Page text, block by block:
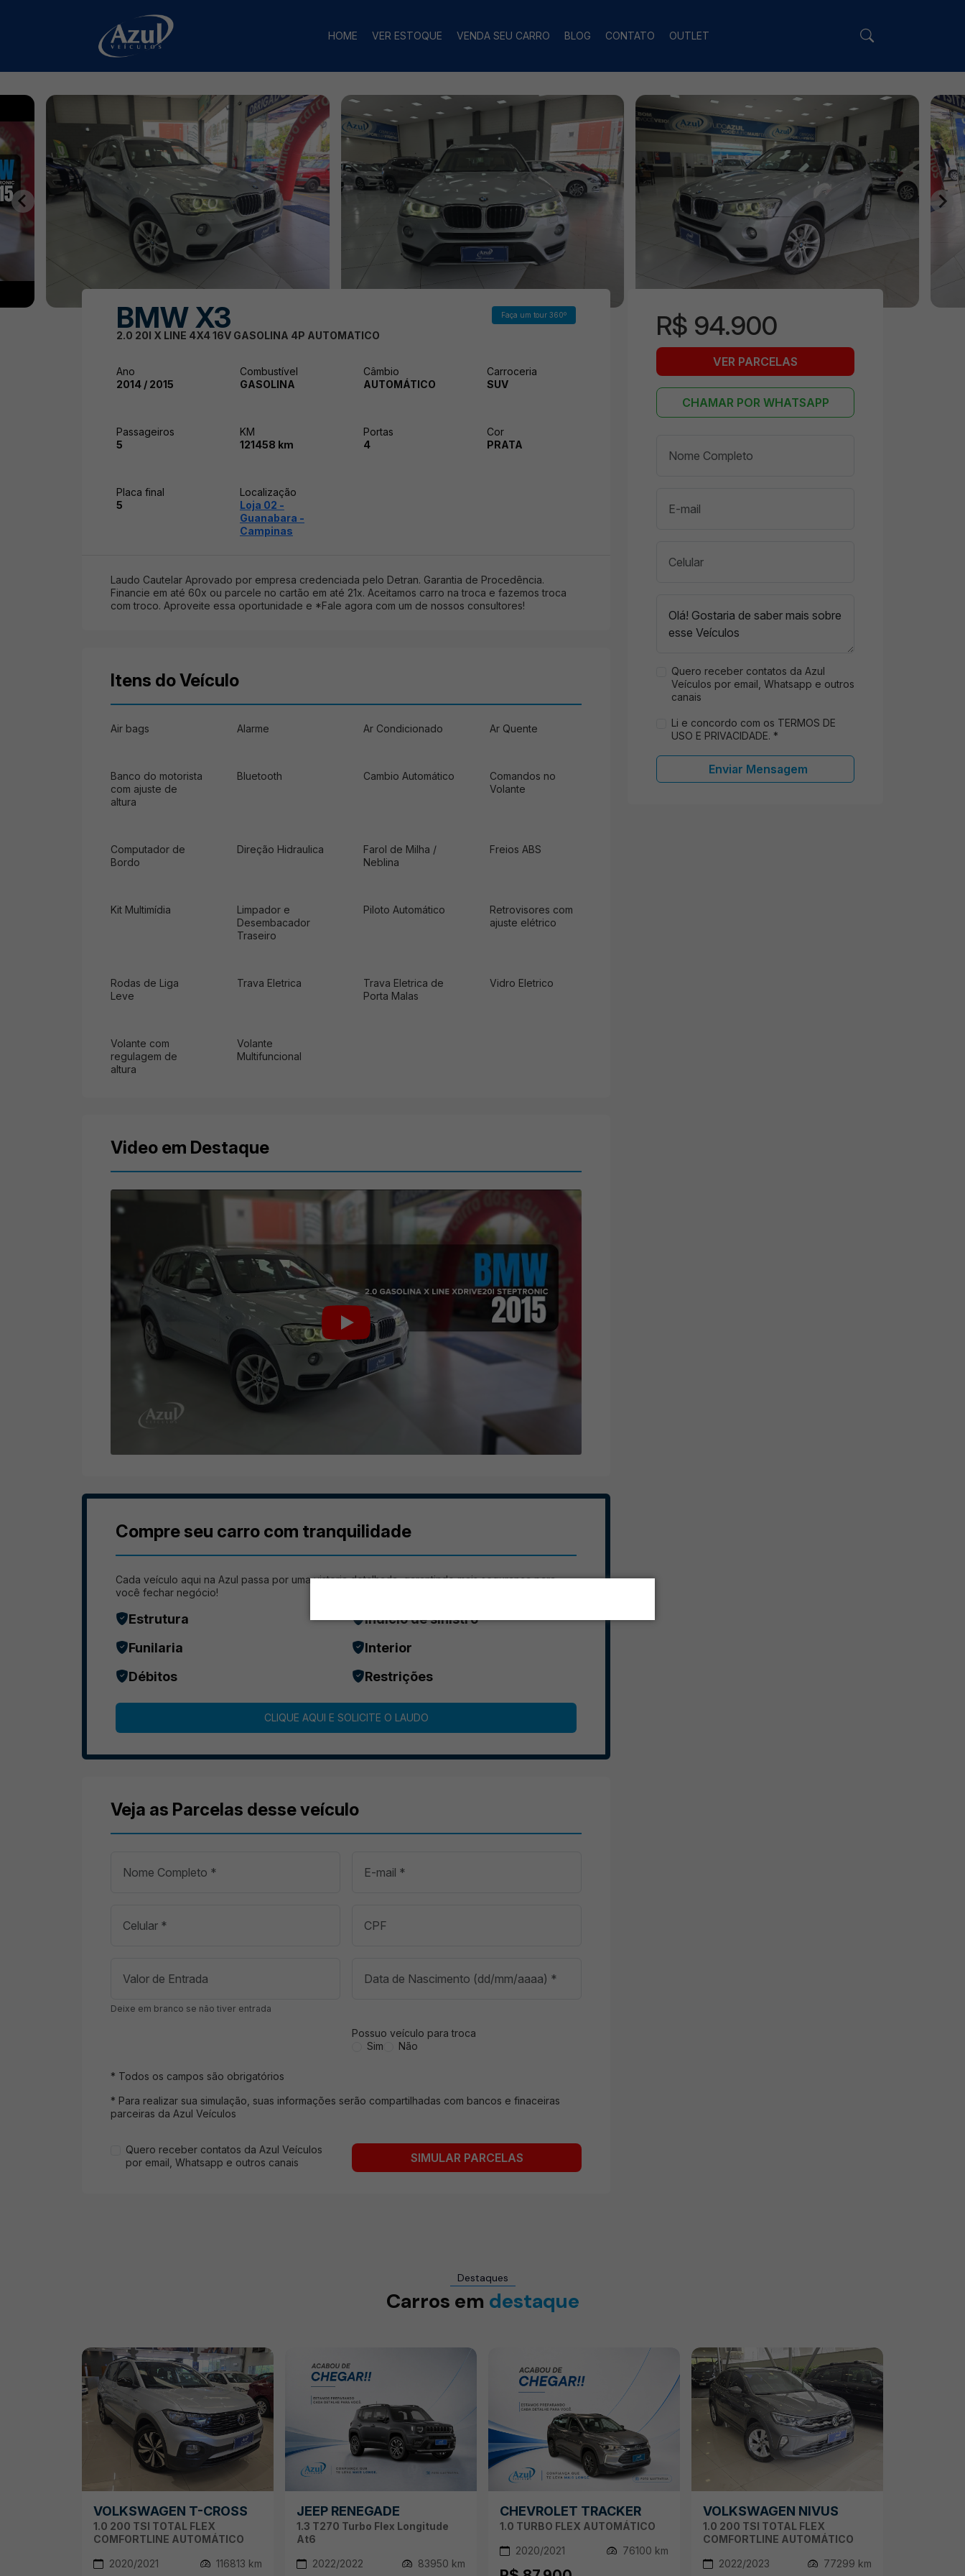
HOME VER ESTOQUE VENDA SEU CARRO BLOG CONTATO OUTLET
BMW X3
2.0 20I X LINE 4X4 16V GASOLINA 4P AUTOMATICO
Faça um tour 360º
Ano
2014 / 2015
Combustível
GASOLINA
Câmbio
AUTOMÁTICO
Carroceria
SUV
Passageiros
5
KM
121458 km
Portas
4
Cor
PRATA
Placa final
5
Localização
Loja 02 -
Guanabara -
Campinas
Laudo Cautelar Aprovado por empresa credenciada pelo Detran. Garantia de Procedência.
Financie em até 60x ou parcele no cartão em até 21x. Aceitamos carro na troca e fazemos troca
com troco. Aproveite essa oportunidade e *Fale agora com um de nossos consultores!
Itens do Veículo
Air bags Alarme Ar Condicionado Ar Quente
Banco do motorista
com ajuste de
altura
Bluetooth Cambio Automático
Comandos no
Volante
Computador de
Bordo
Direção Hidraulica
Farol de Milha /
Neblina
Freios ABS
Kit Multimídia
Limpador e
Desembacador
Traseiro
Piloto Automático
Retrovisores com
ajuste elétrico
Rodas de Liga
Leve
Trava Eletrica
Trava Eletrica de
Porta Malas
Vidro Eletrico
Volante com
regulagem de
altura
Volante
Multifuncional
Video em Destaque
Compre seu carro com tranquilidade
Cada veículo aqui na Azul passa por uma vistoria detalhada, garantindo mais segurança para
você fechar negócio!
Estrutura
Indício de sinistro
Funilaria
Interior
Débitos
Restrições
CLIQUE AQUI E SOLICITE O LAUDO
Veja as Parcelas desse veículo
Deixe em branco se não tiver entrada
Possuo veículo para troca
Sim
Não
* Todos os campos são obrigatórios
* Para realizar sua simulação, suas informações serão compartilhadas com bancos e finaceiras
parceiras da Azul Veículos
Quero receber contatos da Azul Veículos
por email, Whatsapp e outros canais
SIMULAR PARCELAS
R$ 94.900
VER PARCELAS
CHAMAR POR WHATSAPP
Quero receber contatos da Azul
Veículos por email, Whatsapp e outros
canais
Li e concordo com os TERMOS DE
USO E PRIVACIDADE. *
Enviar Mensagem
Destaques
Carros em destaque
VOLKSWAGEN T-CROSS
1.0 200 TSI TOTAL FLEX
COMFORTLINE AUTOMÁTICO
2020/2021
116813 km
JEEP RENEGADE
1.3 T270 Turbo Flex Longitude
At6
2022/2022
83950 km
CHEVROLET TRACKER
1.0 TURBO FLEX AUTOMÁTICO
2020/2021
76100 km
VOLKSWAGEN NIVUS
1.0 200 TSI TOTAL FLEX
COMFORTLINE AUTOMÁTICO
2022/2023
77299 km